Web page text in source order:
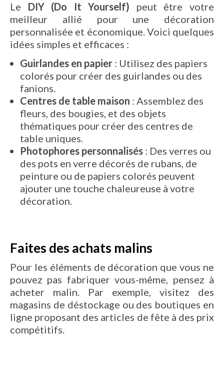
Le DIY (Do It Yourself) peut être votre
meilleur allié pour une décoration
personnalisée et économique. Voici quelques
idées simples et efficaces :
Guirlandes en papier : Utilisez des papiers
colorés pour créer des guirlandes ou des
fanions.
Centres de table maison : Assemblez des
fleurs, des bougies, et des objets
thématiques pour créer des centres de
table uniques.
Photophores personnalisés : Des verres ou
des pots en verre décorés de rubans, de
peinture ou de papiers colorés peuvent
ajouter une touche chaleureuse à votre
décoration.
Faites des achats malins
Pour les éléments de décoration que vous ne
pouvez pas fabriquer vous-même, pensez à
acheter malin. Par exemple, visitez des
magasins de déstockage ou des boutiques en
ligne proposant des articles de fête à des prix
compétitifs.